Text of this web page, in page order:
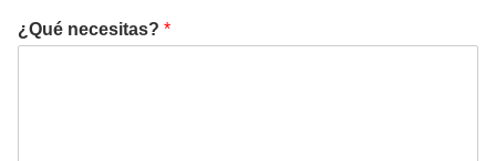
¿Qué necesitas? *